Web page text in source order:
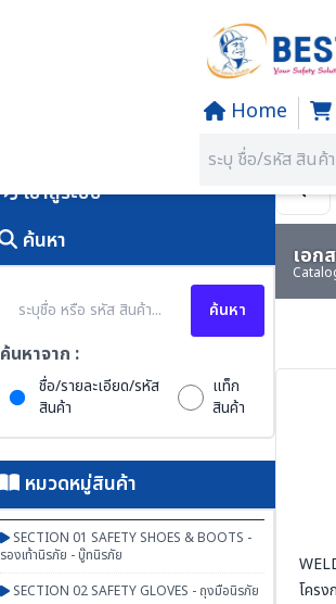
Home
SECTION 58
เข้าสู่ระบบ
ค้นหา
ค้นหา
ค้นหาจาก :
ชื่อ/รายละเอียด/รหัส
สินค้า
แท็ก
สินค้า
หมวดหมู่สินค้า
SECTION 01 SAFETY SHOES & BOOTS -
รองเท้านิรภัย - บู๊ทนิรภัย
SECTION 02 SAFETY GLOVES - ถุงมือนิรภัย
เอก
โครง